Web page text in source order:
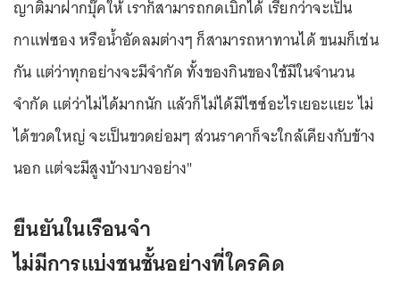
ญาติมาฝากบุ๊คให้ เราก็สามารถกดเบิกได้ เรียกว่าจะเป็น
กาแฟซอง หรือน้ำอัดลมต่างๆ ก็สามารถหาทานได้ ขนมก็เช่น
กัน แต่ว่าทุกอย่างจะมีจำกัด ทั้งของกินของใช้มีในจำนวน
จำกัด แต่ว่าไม่ได้มากนัก แล้วก็ไม่ได้มีไซซ์อะไรเยอะแยะ ไม่
ได้ขวดใหญ่ จะเป็นขวดย่อมๆ ส่วนราคาก็จะใกล้เคียงกับข้าง
นอก แต่จะมีสูงบ้างบางอย่าง"
ยืนยันในเรือนจำ
ไม่มีการแบ่งชนชั้นอย่างที่ใครคิด